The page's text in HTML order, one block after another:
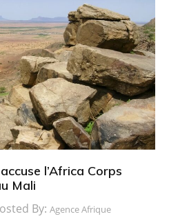
l’Africa Corps
Mali
By: Agence Afrique